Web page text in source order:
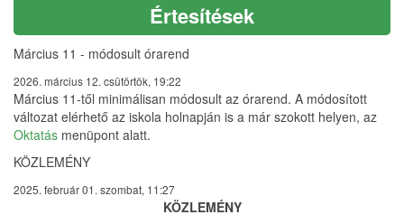
Értesítések
Március 11 - módosult órarend
2026. március 12. csütörtök, 19:22
Március 11-től minimálisan módosult az órarend. A módosított
változat elérhető az iskola holnapján is a már szokott helyen, az
Oktatás menüpont alatt.
KÖZLEMÉNY
2025. február 01. szombat, 11:27
KÖZLEMÉNY